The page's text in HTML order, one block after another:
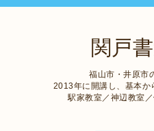
関戸
福山市・井原市
2013年に開講し、基本か
駅家教室／神辺教室